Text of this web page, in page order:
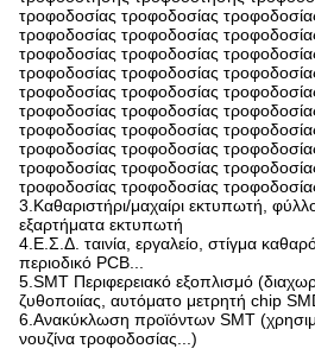
τροφοδοσίας τροφοδοσίας
τροφοδοσίας τροφοδοσίας
τροφοδοσίας τροφοδοσίας
τροφοδοσίας τροφοδοσίας
τροφοδοσίας τροφοδοσίας
τροφοδοσίας τροφοδοσίας
τροφοδοσίας τροφοδοσίας
τροφοδοσίας τροφοδοσίας
τροφοδοσίας τροφοδοσίας
τροφοδοσίας τροφοδοσίας
3.Καθαριστήρι/μαχαίρι εκτυπωτή,
εξαρτήματα εκτυπωτή
4.Ε.Σ.Δ. ταινία, εργαλείο, στίγμα
περιοδικό PCB...
5.SMT Περιφερειακό εξοπλισμό
ζυθοποιίας, αυτόματο μετρητή chip
6.Ανακύκλωση προϊόντων SMT
νουζίνα τροφοδοσίας...)